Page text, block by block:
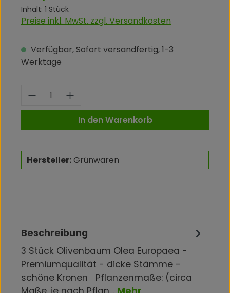
Inhalt: 1 Stück
Preise inkl. MwSt. zzgl. Versandkosten
Verfügbar, Sofort versandfertig, 1-3
Werktage
Produkt Anzahl: Gib den
In den Warenkorb
Hersteller:Grünwaren
Beschreibung
3 Stück Olivenbaum Olea Europaea -
Premiumqualität - dicke Stämme -
schöne Kronen Pflanzenmaße: (circa